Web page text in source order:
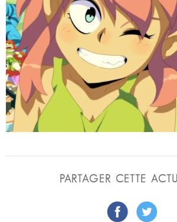
PARTAGER CETTE